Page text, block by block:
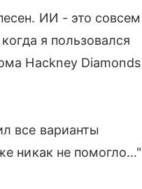
ИИ - это совсем
я пользовался
Hackney Diamonds
все варианты
никак не помогло…"